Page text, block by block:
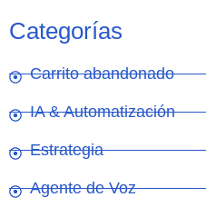
Categorías
Carrito abandonado
IA & Automatización
Estrategia
Agente de Voz